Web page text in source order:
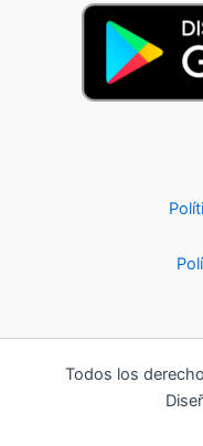
Todos los